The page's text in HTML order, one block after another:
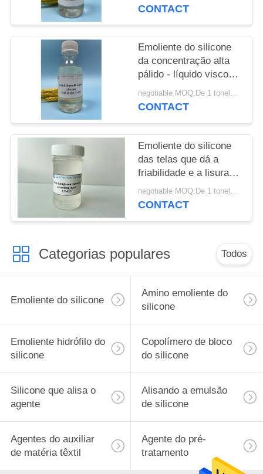
PRIVACY
POLICY
CONTACT
Emoliente do silicone
da concentração alta
pálido - líquido viscoso
transparente amarelo negotiable MOQ:De 1 toneladas
CONTACT
Emoliente do silicone
das telas que dá a
friabilidade e a lisura
excelentes
negotiable MOQ:De 1 toneladas
CONTACT
Categorias populares Todos
Emoliente do silicone
Amino emoliente do
silicone
Emoliente hidrófilo do
silicone
Copolímero de bloco
do silicone
Silicone que alisa o
agente
Alisando a emulsão
de silicone
Agentes do auxiliar
de matéria têxtil
Agente do pré-
tratamento